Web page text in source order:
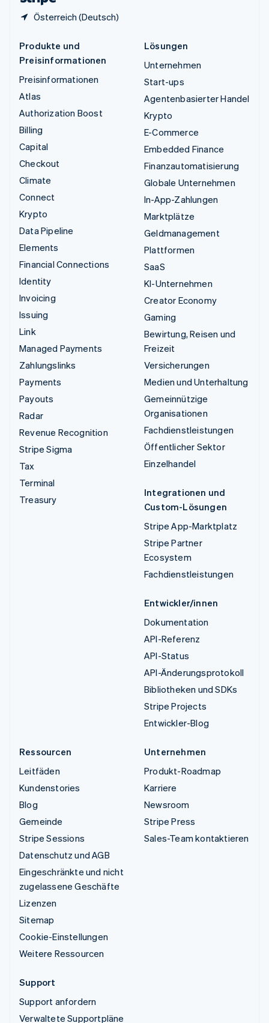
Österreich (Deutsch)
Produkte und
Preisinformationen
Preisinformationen
Atlas
Authorization Boost
Billing
Capital
Checkout
Climate
Connect
Krypto
Data Pipeline
Elements
Financial Connections
Identity
Invoicing
Issuing
Link
Managed Payments
Zahlungslinks
Payments
Payouts
Radar
Revenue Recognition
Stripe Sigma
Tax
Terminal
Treasury
Lösungen
Unternehmen
Start-ups
Agentenbasierter Handel
Krypto
E-Commerce
Embedded Finance
Finanzautomatisierung
Globale Unternehmen
In-App-Zahlungen
Marktplätze
Geldmanagement
Plattformen
SaaS
KI-Unternehmen
Creator Economy
Gaming
Bewirtung, Reisen und
Freizeit
Versicherungen
Medien und Unterhaltung
Gemeinnützige
Organisationen
Fachdienstleistungen
Öffentlicher Sektor
Einzelhandel
Integrationen und
Custom-Lösungen
Stripe App-Marktplatz
Stripe Partner
Ecosystem
Fachdienstleistungen
Entwickler/innen
Dokumentation
API-Referenz
API-Status
API-Änderungsprotokoll
Bibliotheken und SDKs
Stripe Projects
Entwickler-Blog
Ressourcen
Leitfäden
Kundenstories
Blog
Gemeinde
Stripe Sessions
Datenschutz und AGB
Eingeschränkte und nicht
zugelassene Geschäfte
Lizenzen
Sitemap
Cookie-Einstellungen
Weitere Ressourcen
Unternehmen
Produkt-Roadmap
Karriere
Newsroom
Stripe Press
Sales-Team kontaktieren
Support
Support anfordern
Verwaltete Supportpläne